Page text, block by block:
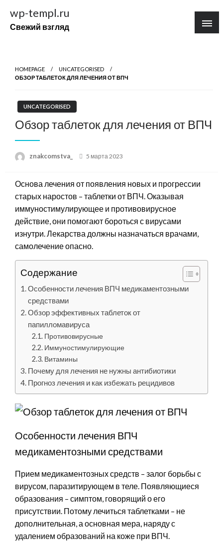
содержимому
wp-templ.ru
Свежий взгляд
HOMEPAGE
UNCATEGORISED
ОБЗОР ТАБЛЕТОК ДЛЯ ЛЕЧЕНИЯ ОТ ВПЧ
UNCATEGORISED
Обзор таблеток для лечения от ВПЧ
znakcomstva_
Posted
5 марта 2023
Основа лечения от появления новых и прогрессии
старых наростов – таблетки от ВПЧ. Оказывая
иммуностимулирующее и противовирусное
действие, они помогают бороться с вирусами
изнутри. Лекарства должны назначаться врачами,
самолечение опасно.
Содержание
Особенности лечения ВПЧ медикаментозными
средствами
Обзор эффективных таблеток от
папилломавируса
Противовирусные
Иммуностимулирующие
Витамины
Почему для лечения не нужны антибиотики
Прогноз лечения и как избежать рецидивов
Особенности лечения ВПЧ
медикаментозными средствами
Прием медикаментозных средств – залог борьбы с
вирусом, паразитирующем в теле. Появляющиеся
образования – симптом, говорящий о его
присутствии. Потому лечиться таблетками – не
дополнительная, а основная мера, наряду с
удалением образований на коже при ВПЧ.